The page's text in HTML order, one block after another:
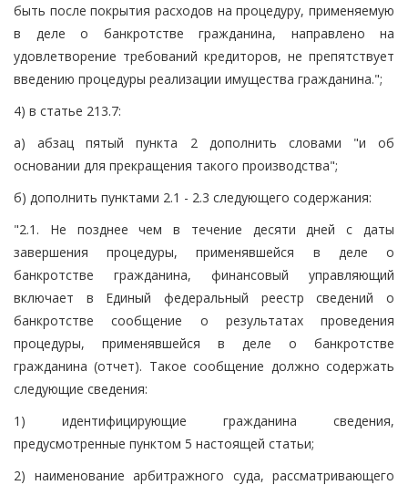
быть после покрытия расходов на процедуру, применяемую
в деле о банкротстве гражданина, направлено на
удовлетворение требований кредиторов, не препятствует
введению процедуры реализации имущества гражданина.";
4) в статье 213.7:
а) абзац пятый пункта 2 дополнить словами "и об
основании для прекращения такого производства";
б) дополнить пунктами 2.1 - 2.3 следующего содержания:
"2.1. Не позднее чем в течение десяти дней с даты
завершения процедуры, применявшейся в деле о
банкротстве гражданина, финансовый управляющий
включает в Единый федеральный реестр сведений о
банкротстве сообщение о результатах проведения
процедуры, применявшейся в деле о банкротстве
гражданина (отчет). Такое сообщение должно содержать
следующие сведения:
1) идентифицирующие гражданина сведения,
предусмотренные пунктом 5 настоящей статьи;
2) наименование арбитражного суда, рассматривающего